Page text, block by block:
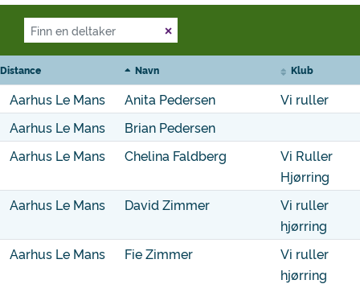
×
Distance Navn Klub
Aarhus Le Mans Anita Pedersen
Vi ruller
Aarhus Le Mans
Brian Pedersen
Aarhus Le Mans
Chelina Faldberg
Vi Ruller
Hjørring
Aarhus Le Mans
David Zimmer
Vi ruller
hjørring
Aarhus Le Mans
Fie Zimmer
Vi ruller
hjørring